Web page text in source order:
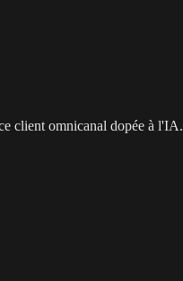
client omnicanal dopée à l'IA.